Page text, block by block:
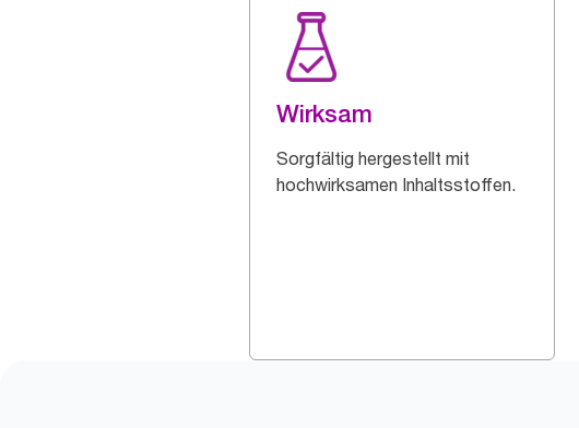
Wirksam
Sorgfältig hergestellt mit
hochwirksamen Inhaltsstoffen.